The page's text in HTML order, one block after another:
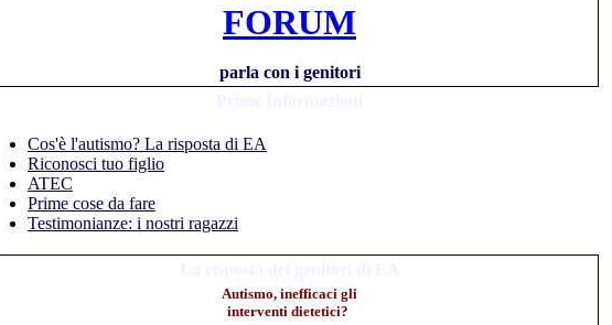
FORUM
parla con i genitori
Cos'è l'autismo? La risposta di EA
Riconosci tuo figlio
ATEC
Prime cose da fare
Testimonianze: i nostri ragazzi
Autismo, inefficaci gli
interventi dietetici?